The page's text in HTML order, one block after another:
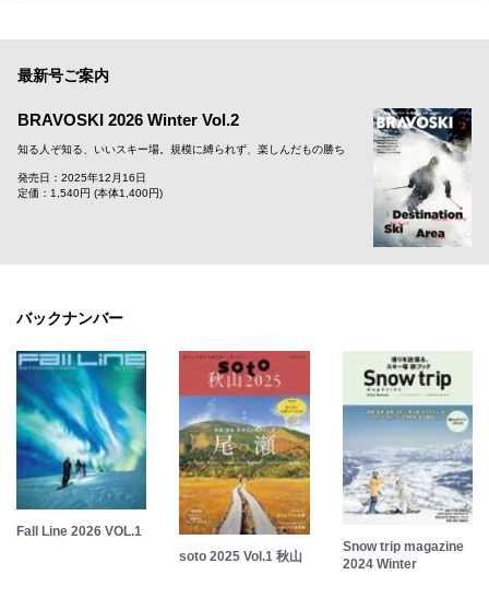
最新号ご案内
BRAVOSKI 2026 Winter Vol.2
知る人ぞ知る、いいスキー場。規模に縛られず、楽しんだもの勝ち
発売日：2025年12月16日
定価：1,540円 (本体1,400円)
バックナンバー
Fall Line 2026 VOL.1
soto 2025 Vol.1 秋山
Snow trip magazine
2024 Winter